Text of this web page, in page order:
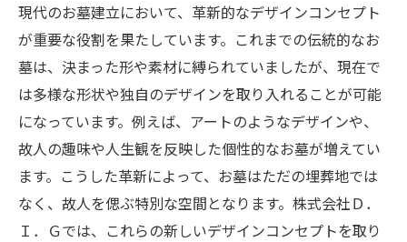
現代のお墓建立において、革新的なデザインコンセプト
が重要な役割を果たしています。これまでの伝統的なお
墓は、決まった形や素材に縛られていましたが、現在で
は多様な形状や独自のデザインを取り入れることが可能
になっています。例えば、アートのようなデザインや、
故人の趣味や人生観を反映した個性的なお墓が増えてい
ます。こうした革新によって、お墓はただの埋葬地では
なく、故人を偲ぶ特別な空間となります。株式会社Ｄ．
Ｉ．Ｇでは、これらの新しいデザインコンセプトを取り